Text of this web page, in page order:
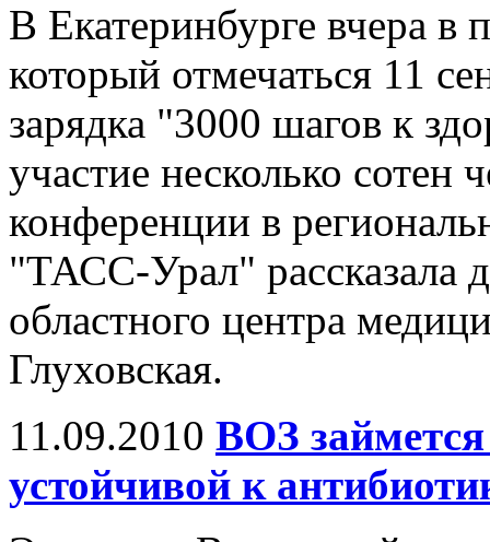
В Екатеринбурге вчера в
который отмечаться 11
зарядка "3000 шагов к
участие несколько сотен
конференции в
"ТАСС-Урал" рассказала
областного центра
Глуховская.
11.09.2010 ВОЗ займется
устойчивой к